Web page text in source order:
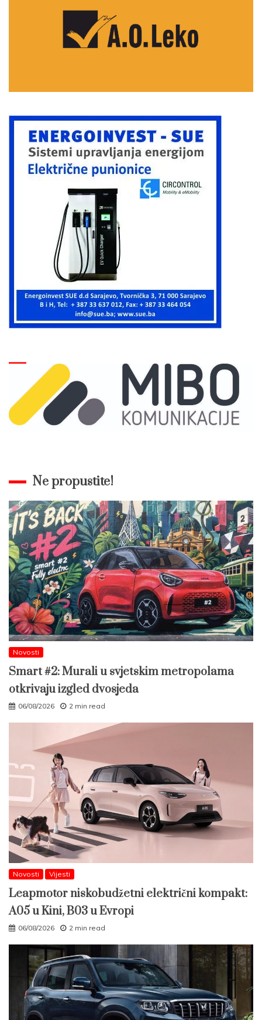
Ne propustite!
Novosti
Smart #2: Murali u svjetskim metropolama
otkrivaju izgled dvosjeda
06/08/2026 2 min read
Novosti Vijesti
Leapmotor niskobudžetni električni kompakt:
A05 u Kini, B03 u Evropi
06/08/2026 2 min read